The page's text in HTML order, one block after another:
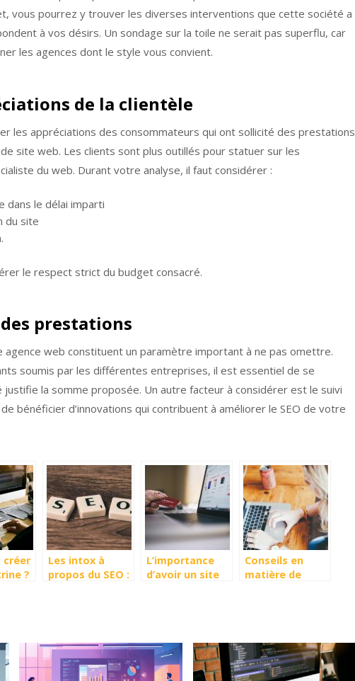
vous pourrez y trouver les diverses interventions que cette société a
à vos désirs. Un sondage sur la toile ne serait pas superflu, car
les agences dont le style vous convient.
de la clientèle
les appréciations des consommateurs qui ont sollicité des prestations
site web. Les clients sont plus outillés pour statuer sur les
du web. Durant votre analyse, il faut considérer :
dans le délai imparti
du site
le respect strict du budget consacré.
prestations
agence web constituent un paramètre important à ne pas omettre.
soumis par les différentes entreprises, il est essentiel de se
justifie la somme proposée. Un autre facteur à considérer est le suivi
bénéficier d’innovations qui contribuent à améliorer le SEO de votre
créer
?
Les intox à
propos du SEO :
L’importance
d’avoir un site
Conseils en
matière de
sémantique